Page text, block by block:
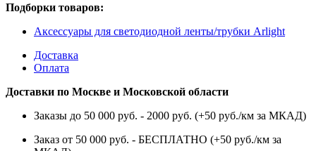
Подборки товаров:
Аксессуары для светодиодной ленты/трубки Arlight
Доставка
Оплата
Доставки по Москве и Московской области
Заказы до 50 000 руб. - 2000 руб. (+50 руб./км за МКАД)
Заказ от 50 000 руб. - БЕСПЛАТНО (+50 руб./км за